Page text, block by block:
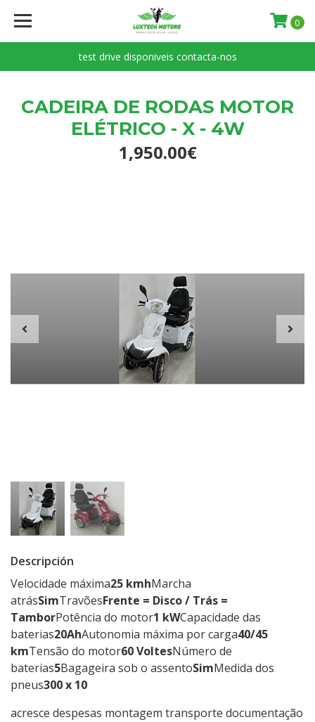
test drive disponiveis contacta-nos
0
CADEIRA DE RODAS MOTOR
ELÉTRICO - X - 4W
1,950.00€
Descripción
Velocidade máxima25 kmhMarcha
atrásSimTravõesFrente = Disco / Trás =
TamborPotência do motor1 kWCapacidade das
baterias20AhAutonomia máxima por carga40/45
kmTensão do motor60 VoltesNúmero de
baterias5Bagageira sob o assentoSimMedida dos
pneus300 x 10
acresce despesas montagem transporte documentação